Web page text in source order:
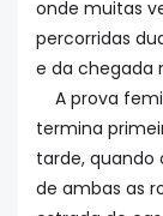
onde muitas
percorridas
e da chegada
A prova
termina
tarde, quando
de ambas as